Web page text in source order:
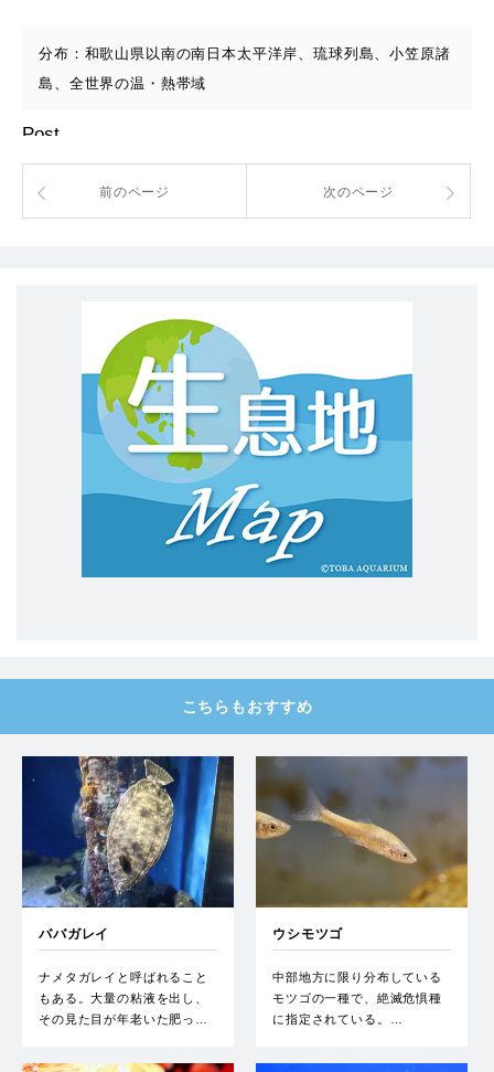
分布：和歌山県以南の南日本太平洋岸、琉球列島、小笠原諸
島、全世界の温・熱帯域
Post
前のページ 次のページ
こちらもおすすめ
ババガレイ
ナメタガレイと呼ばれること
もある。大量の粘液を出し、
その見た目が年老いた肥っ…
ウシモツゴ
中部地方に限り分布している
モツゴの一種で、絶滅危惧種
に指定されている。…